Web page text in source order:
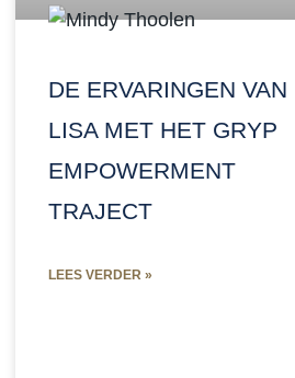
DE ERVARINGEN VAN
LISA MET HET GRYP
EMPOWERMENT
TRAJECT
LEES VERDER »